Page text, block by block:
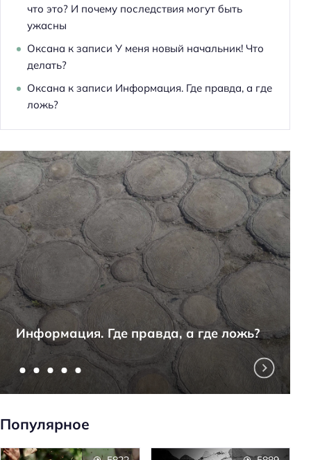
что это? И почему последствия могут быть
ужасны
Оксана к записи У меня новый начальник! Что
делать?
Оксана к записи Информация. Где правда, а где
ложь?
Информация. Где правда, а где ложь?
Популярное